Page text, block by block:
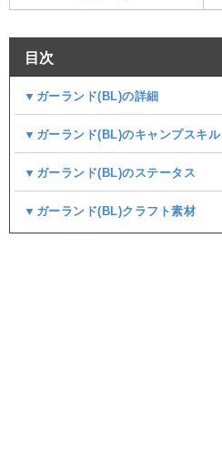
目次
▼ガーランド(BL)の詳細
▼ガーランド(BL)のキャンプスキル
▼ガーランド(BL)のステータス
▼ガーランド(BL)クラフト素材